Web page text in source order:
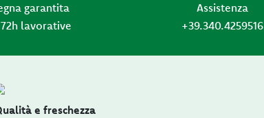
garantita
lavorative
Assistenza
+39.340.4259516
e freschezza